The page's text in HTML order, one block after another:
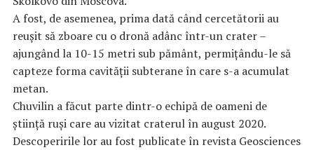
A fost, de asemenea, prima dată când cercetătorii au
reușit să zboare cu o dronă adânc într-un crater –
ajungând la 10-15 metri sub pământ, permițându-le să
capteze forma cavității subterane în care s-a acumulat
metan.
Chuvilin a făcut parte dintr-o echipă de oameni de
știință ruși care au vizitat craterul în august 2020.
Descoperirile lor au fost publicate în revista Geosciences